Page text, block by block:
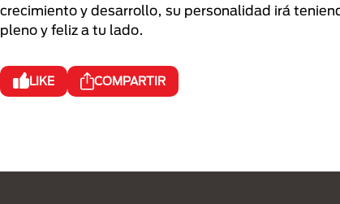
crecimiento y desarrollo, su personalidad irá
pleno y feliz a tu lado.
LIKE COMPARTIR